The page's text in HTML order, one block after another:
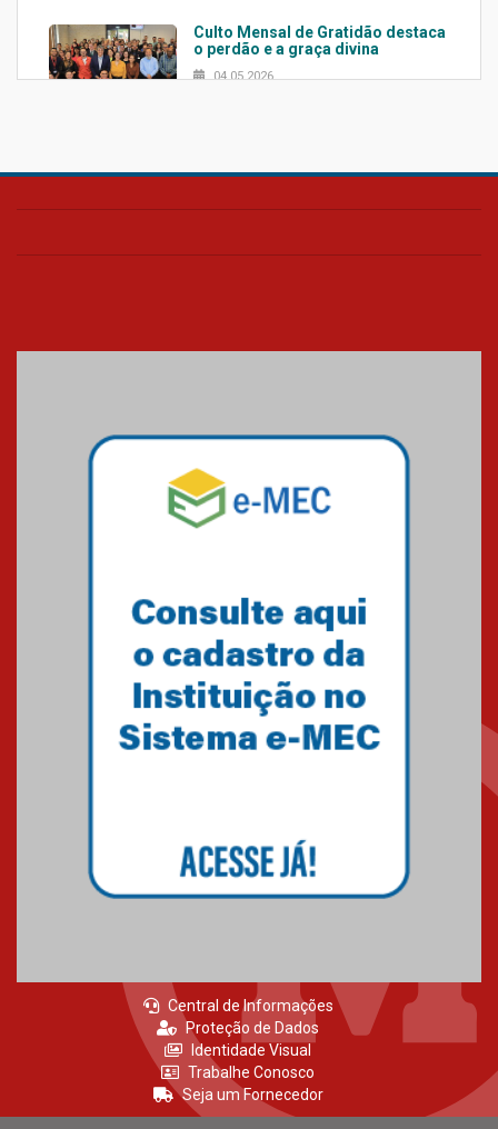
Culto Mensal de Gratidão destaca
o perdão e a graça divina
04.05.2026
Confira como foi o culto mensal
Mackenzie mobiliza campanha
solidária para apoiar famílias em
Minas Gerais
Primeiro culto do ano ressalta o
27.02.2026
Central de Informações
Proteção de Dados
Identidade Visual
Trabalhe Conosco
Seja um Fornecedor